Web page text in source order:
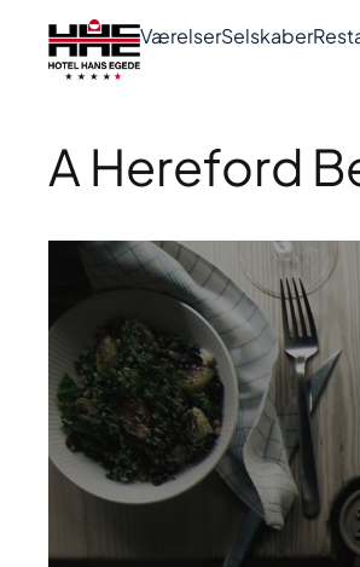
VærelserSelskaber
A Hereford